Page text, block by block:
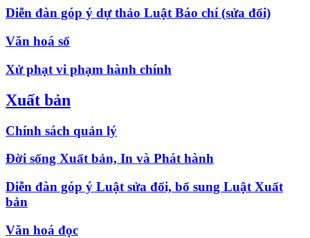
Diễn đàn góp ý dự thảo Luật Báo chí (sửa đổi)
Văn hoá số
Xử phạt vi phạm hành chính
Xuất bản
Chính sách quản lý
Đời sống Xuất bản, In và Phát hành
Diễn đàn góp ý Luật sửa đổi, bổ sung Luật Xuất
bản
Văn hoá đọc